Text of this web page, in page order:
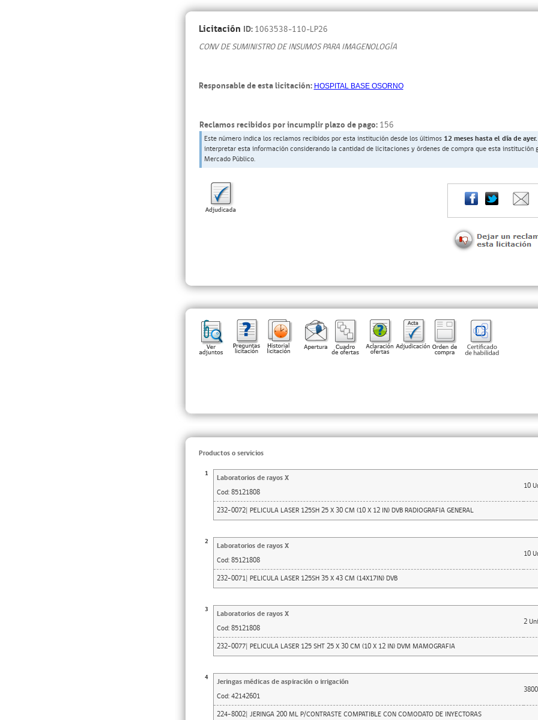
Licitación ID: 1063538-110-LP26
CONV DE SUMINISTRO DE INSUMOS PARA IMAGENOLOGÍA
Responsable de esta licitación:HOSPITAL BASE OSORNO
Reclamos recibidos por incumplir plazo de pago: 156
Este número indica los reclamos recibidos por esta institución desde los últimos 12 meses hasta el día de ayer.
interpretar esta información considerando la cantidad de licitaciones y órdenes de compra que esta institución
Mercado Público.
Productos o servicios
1 Laboratorios de rayos X
10
Cod: 85121808
232-0072| PELICULA LASER 125SH 25 X 30 CM (10 X 12 IN) DVB RADIOGRAFIA GENERAL
2 Laboratorios de rayos X
10
Cod: 85121808
232-0071| PELICULA LASER 125SH 35 X 43 CM (14X17IN) DVB
3 Laboratorios de rayos X
2
Cod: 85121808
232-0077| PELICULA LASER 125 SHT 25 X 30 CM (10 X 12 IN) DVM MAMOGRAFIA
4 Jeringas médicas de aspiración o irrigación
Cod: 42142601
224-8002| JERINGA 200 ML P/CONTRASTE COMPATIBLE CON COMODATO DE INYECTORAS